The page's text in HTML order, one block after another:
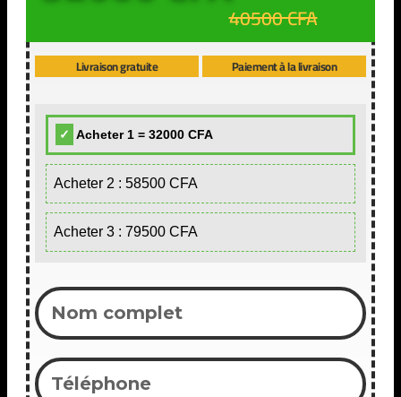
40500 CFA
Livraison gratuite Paiement à la livraison
Acheter 1 = 32000 CFA
Acheter 2 : 58500 CFA
Acheter 3 : 79500 CFA